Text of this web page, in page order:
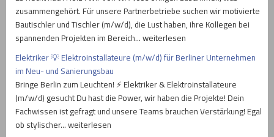
zusammengehört. Für unsere Partnerbetriebe suchen wir motivierte
Bautischler und Tischler (m/w/d), die Lust haben, ihre Kollegen bei
spannenden Projekten im Bereich… weiterlesen
Elektriker 💡 Elektroinstallateure (m/w/d) für Berliner Unternehmen
im Neu- und Sanierungsbau
Bringe Berlin zum Leuchten! ⚡ Elektriker & Elektroinstallateure
(m/w/d) gesucht Du hast die Power, wir haben die Projekte! Dein
Fachwissen ist gefragt und unsere Teams brauchen Verstärkung! Egal
ob stylischer… weiterlesen